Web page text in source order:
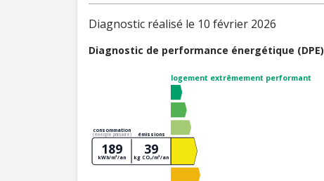
Diagnostic réalisé le 10 février 2026
Diagnostic de performance énergétique (DPE)
logement extrêmement performant
consommation
(énergie primaire) émissions
189
kWh/m²/an
39
kg CO₂/m²/an